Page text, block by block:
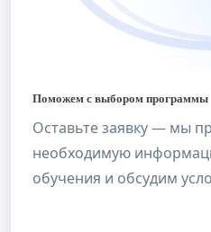
Поможем с выбором программы
Оставьте заявку — мы
необходимую
обучения и обсудим